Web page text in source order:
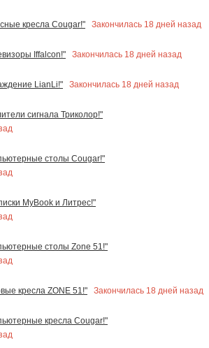
кресла Cougar!"
Закончилась 18 дней назад
Iffalcon!"
Закончилась 18 дней назад
LianLi!"
Закончилась 18 дней назад
сигнала Триколор!"
столы Cougar!"
MyBook и Литрес!"
столы Zone 51!"
кресла ZONE 51!"
Закончилась 18 дней назад
кресла Cougar!"